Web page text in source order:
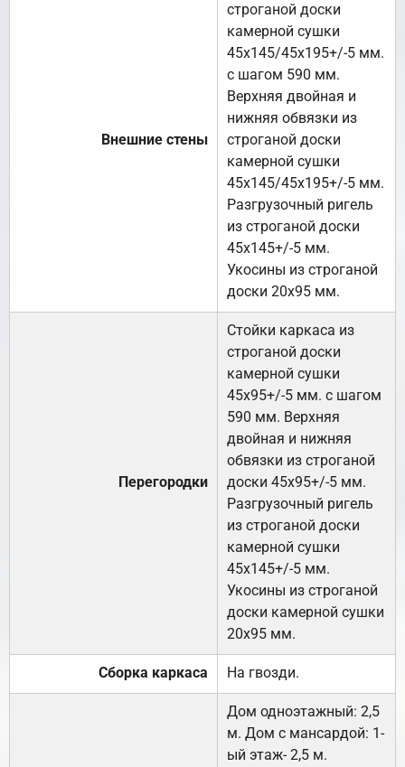
Внешние стены
строганой доски
камерной сушки
45х145/45х195+/-5 мм.
с шагом 590 мм.
Верхняя двойная и
нижняя обвязки из
строганой доски
камерной сушки
45х145/45х195+/-5 мм.
Разгрузочный ригель
из строганой доски
45х145+/-5 мм.
Укосины из строганой
доски 20х95 мм.
Перегородки
Стойки каркаса из
строганой доски
камерной сушки
45х95+/-5 мм. с шагом
590 мм. Верхняя
двойная и нижняя
обвязки из строганой
доски 45х95+/-5 мм.
Разгрузочный ригель
из строганой доски
камерной сушки
45х145+/-5 мм.
Укосины из строганой
доски камерной сушки
20х95 мм.
Сборка каркаса На гвозди.
Дом одноэтажный: 2,5
м. Дом с мансардой: 1-
ый этаж- 2,5 м.